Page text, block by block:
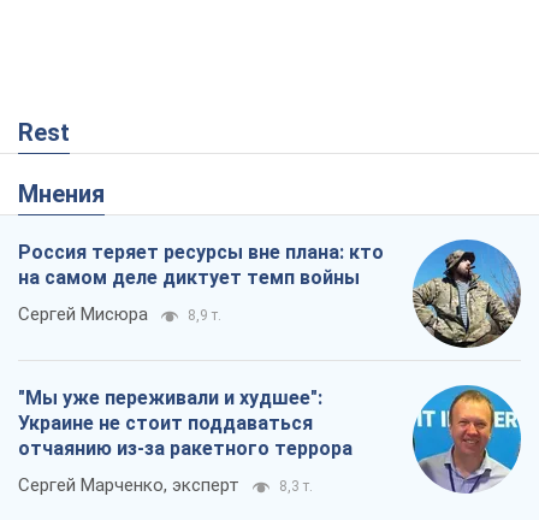
Rest
Мнения
Россия теряет ресурсы вне плана: кто
на самом деле диктует темп войны
Сергей Мисюра 8,9 т.
"Мы уже переживали и худшее":
Украине не стоит поддаваться
отчаянию из-за ракетного террора
Сергей Марченко, эксперт 8,3 т.